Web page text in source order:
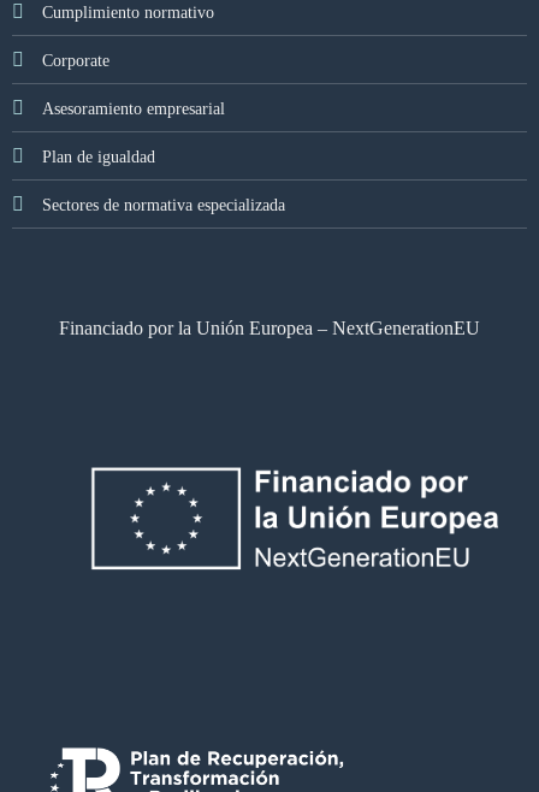
Cumplimiento normativo
Corporate
Asesoramiento empresarial
Plan de igualdad
Sectores de normativa especializada
Financiado por la Unión Europea – NextGenerationEU